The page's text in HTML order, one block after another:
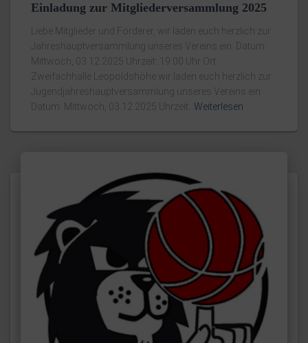
Einladung zur Mitgliederversammlung 2025
Liebe Mitglieder und Förderer, wir laden euch herzlich zur
Jahreshauptversammlung unseres Vereins ein: Datum:
Mittwoch, 03.12.2025 Uhrzeit: 19:00 Uhr Ort:
Zweifachhalle Leopoldshöhe wir laden euch herzlich zur
Jugendjahreshauptversammlung unseres Vereins ein:
Datum: Mittwoch, 03.12.2025 Uhrzeit:
Weiterlesen